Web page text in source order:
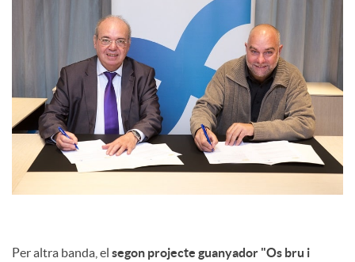
Per altra banda, el segon projecte guanyador "Os bru i